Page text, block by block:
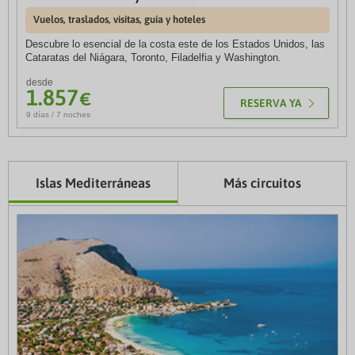
Vuelos, traslados, visitas, guía y hoteles
Descubre lo esencial de la costa este de los Estados Unidos, las
Cataratas del Niágara, Toronto, Filadelfia y Washington.
desde
1.857€
9 días / 7 noches
RESERVA YA
6 días / 5 noches
Rincones del sur de Francia
Vuelos, traslados, visitas, guía y hoteles
2.025
Islas Mediterráneas Más circuitos